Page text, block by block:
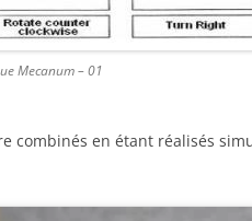
Mecanum – 01
combinés en étant réalisés